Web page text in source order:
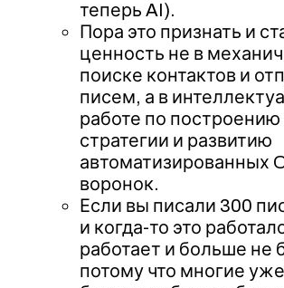
теперь AI).
Пора это признать и
ценность не в
поиске контактов и
писем, а в
работе по
стратегии и развитию
автоматизированных
воронок.
Если вы писали 300
и когда-то это
работает и больше не
потому что многие